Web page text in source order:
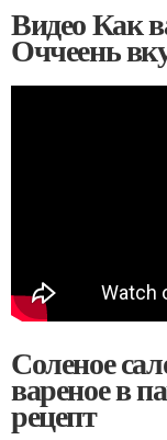
Видео Как
Оччеень
Соленое
вареное в
рецепт